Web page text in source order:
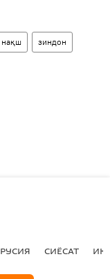
нақш зиндон
РУСИЯ СИЁСАТ